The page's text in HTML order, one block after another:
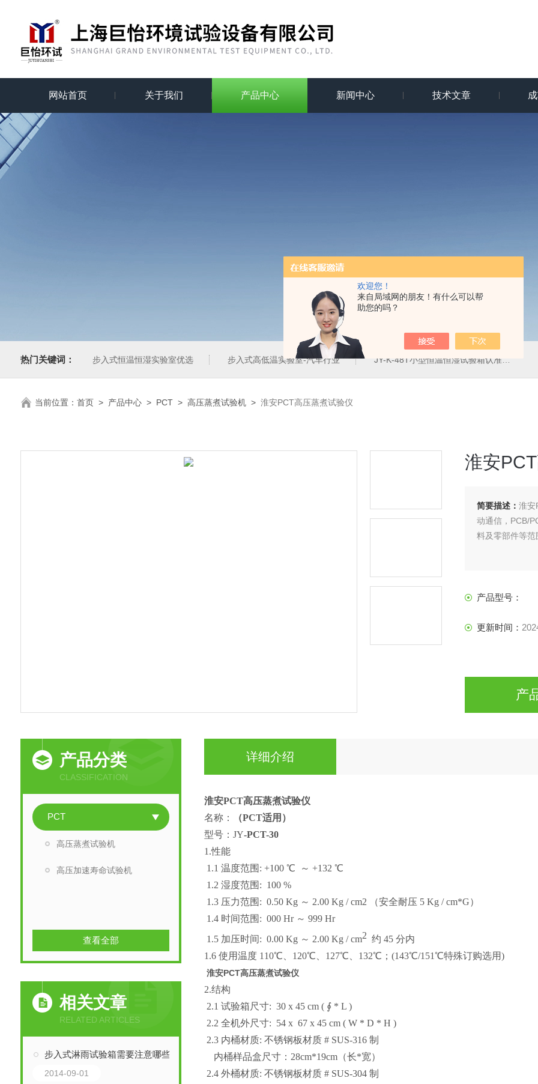
欢迎您！
来自局域网的朋友！有什么可以帮
助您的吗？
网站首页 关于我们 产品中心 新闻中心 技术文章
热门关键词： 步入式恒温恒湿实验室优选 步入式高低温实验室-汽车行业 JY-K-48T小型恒温恒湿试验箱认准巨怡环试
当前位置： 首页> 产品中心> PCT> 高压蒸煮试验机> 淮安PCT高压蒸煮试验仪
淮安
简要描述：淮安
动通信，PCB/
料及零部件等范
产品型号：
更新时间：
产
产品分类
CLASSIFICATION
PCT
高压蒸煮试验机
高压加速寿命试验机
查看全部
相关文章
RELATED ARTICLES
步入式淋雨试验箱需要注意哪些方面：上海巨怡
2014-09-01
详细介绍
淮安PCT高压蒸煮试验仪
名称：
（PCT适用）
型号：JY-PCT-30
1.性能
1.1温度范围: +100 ℃ ～ +132 ℃
1.2湿度范围: 100 %
1.3 压力范围: 0.50 Kg ～ 2.00 Kg / cm2 （安全耐压 5 Kg / cm*G）
1.4 时间范围: 000 Hr ～ 999 Hr
1.5 加压时间: 0.00 Kg ～ 2.00 Kg / cm2 约 45 分内
1.6使用温度 110℃、120℃、127℃、132℃；(143℃/151℃特殊订购选用)
淮安PCT高压蒸煮试验仪
2.结构
2.1 试验箱尺寸: 30 x 45 cm ( ∮ * L )
2.2 全机外尺寸: 54 x 67 x 45 cm ( W * D * H )
2.3 内桶材质: 不锈钢板材质 # SUS-316 制
内桶样品盒尺寸：28cm*19cm（长*宽）
2.4外桶材质: 不锈钢板材质 # SUS-304 制